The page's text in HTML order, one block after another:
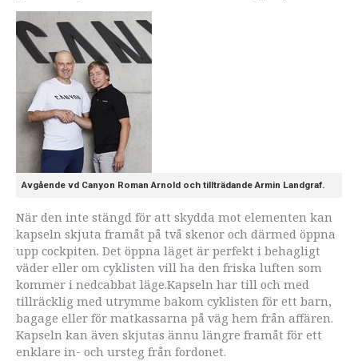
Avgående vd Canyon Roman Arnold och tillträdande Armin Landgraf.
När den inte stängd för att skydda mot elementen kan
kapseln skjuta framåt på två skenor och därmed öppna
upp cockpiten. Det öppna läget är perfekt i behagligt
väder eller om cyklisten vill ha den friska luften som
kommer i nedcabbat läge.Kapseln har till och med
tillräcklig med utrymme bakom cyklisten för ett barn,
bagage eller för matkassarna på väg hem från affären.
Kapseln kan även skjutas ännu längre framåt för ett
enklare in- och ursteg från fordonet.